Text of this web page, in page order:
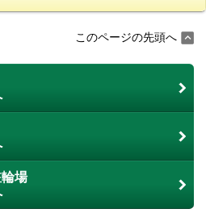
このページの先頭へ
場